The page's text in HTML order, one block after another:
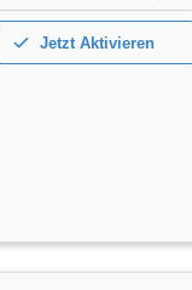
Jetzt Aktivieren